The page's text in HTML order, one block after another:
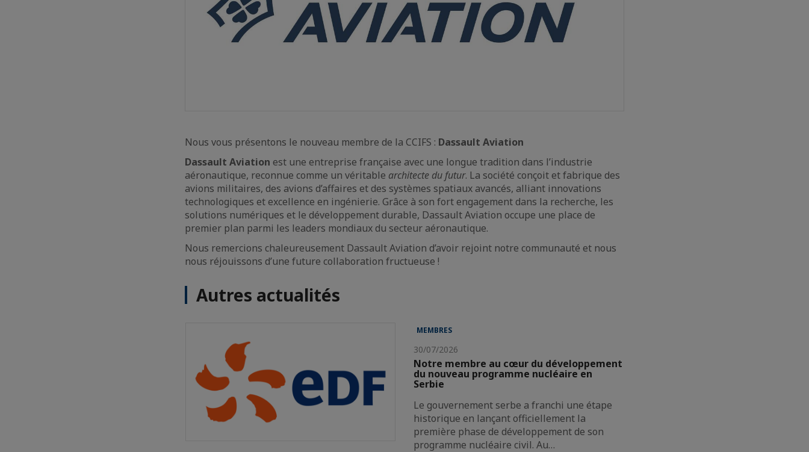
Nous vous présentons le nouveau membre de la CCIFS : Dassault Aviation
Dassault Aviation est une entreprise française avec une longue tradition dans l’industrie
aéronautique, reconnue comme un véritable architecte du futur. La société conçoit et fabrique des
avions militaires, des avions d’affaires et des systèmes spatiaux avancés, alliant innovations
technologiques et excellence en ingénierie. Grâce à son fort engagement dans la recherche, les
solutions numériques et le développement durable, Dassault Aviation occupe une place de
premier plan parmi les leaders mondiaux du secteur aéronautique.
Nous remercions chaleureusement Dassault Aviation d’avoir rejoint notre communauté et nous
nous réjouissons d’une future collaboration fructueuse !
Autres actualités
MEMBRES
30/07/2026
Notre membre au cœur du développement
du nouveau programme nucléaire en
Serbie
Le gouvernement serbe a franchi une étape
historique en lançant officiellement la
première phase de développement de son
programme nucléaire civil. Au…